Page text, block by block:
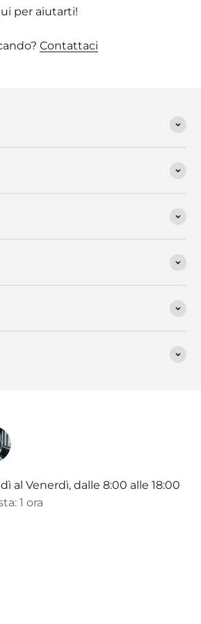
per aiutarti!
Contattaci
al Venerdì, dalle 8:00 alle 18:00
1 ora